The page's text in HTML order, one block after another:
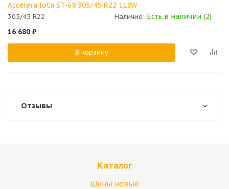
Accelera Iota ST-68 305/45 R22 118W
305/45 R22 Наличие: Есть в наличии (2)
16 680 ₽
В корзину
Отзывы
Каталог
Шины новые